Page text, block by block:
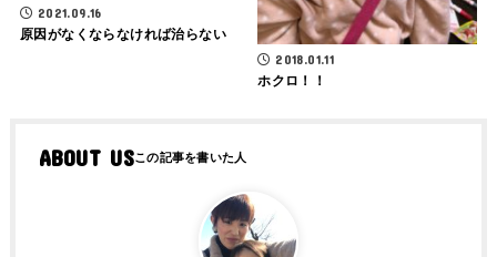
2021.09.16
原因がなくならなければ治らない
2018.01.11
ホクロ！！
ABOUT US